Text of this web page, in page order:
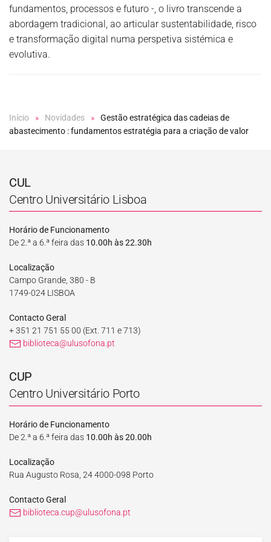
fundamentos, processos e futuro -, o livro transcende a
abordagem tradicional, ao articular sustentabilidade, risco
e transformação digital numa perspetiva sistémica e
evolutiva.
Início Novidades
Gestão estratégica das cadeias de
abastecimento : fundamentos estratégia para a criação de valor
CUL
Centro Universitário Lisboa
Horário de Funcionamento
De 2.ª a 6.ª feira das 10.00h às 22.30h
Localização
Campo Grande, 380 - B
1749-024 LISBOA
Contacto Geral
+ 351 21 751 55 00 (Ext. 711 e 713)
biblioteca@ulusofona.pt
CUP
Centro Universitário Porto
Horário de Funcionamento
De 2.ª a 6.ª feira das 10.00h às 20.00h
Localização
Rua Augusto Rosa, 24 4000-098 Porto
Contacto Geral
biblioteca.cup@ulusofona.pt